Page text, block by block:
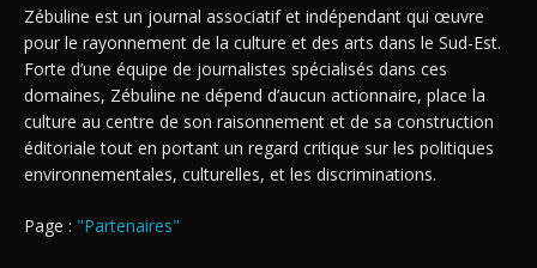
Zébuline est un journal associatif et indépendant qui œuvre
pour le rayonnement de la culture et des arts dans le Sud-Est.
Forte d’une équipe de journalistes spécialisés dans ces
domaines, Zébuline ne dépend d’aucun actionnaire, place la
culture au centre de son raisonnement et de sa construction
éditoriale tout en portant un regard critique sur les politiques
environnementales, culturelles, et les discriminations.
Page : "Partenaires"